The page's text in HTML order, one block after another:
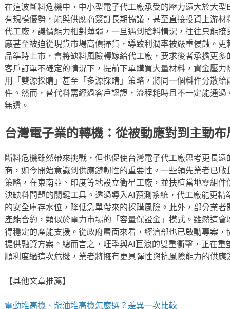
在這波斷料危機中，中小型電子代工廠承受的壓力遠大於大
有規模優勢，能與供應商簽訂長期協議，甚至直接投資上游
代工廠，議價能力相對薄弱，一旦遇到搶料情況，往往只能
廠甚至被迫從現貨市場高價掃貨，導致利潤率被嚴重侵蝕。
品準時上市，會將缺料風險轉嫁給代工廠，要求後者承擔更
客戶訂單不確定的情況下，提前下單購買大量材料，資金壓
用「雙源採購」甚至「多源採購」策略，將同一個料件分散
件。然而，替代料需經過客戶認證，流程耗時且不一定能通
無遺。
台灣電子業的轉機：從被動應對到主動布
斷料危機雖然帶來挑戰，但也促使台灣電子代工廠思考更長
商，如今開始意識到供應鏈韌性的重要性。一些領先業者已
策略，在東南亞、印度等地設立衛星工廠，並扶植當地零組
決缺料問題的關鍵工具。透過導入AI預測系統，代工廠能更
的安全庫存水位，降低急單帶來的採購風險。此外，部分業
產能合約，類似於電力市場的「容量保證金」模式。雖然這
得穩定的產能支援。從政府層面來看，經濟部也已啟動專案
提供融資方案。總而言之，旺季與AI巨浪的雙重衝擊，正在
順利度過這次危機，業者將擁有更具彈性與抗風險能力的供
【其他文章推薦】
電動堆高機、柴油堆高機怎麼選？差異一次比較